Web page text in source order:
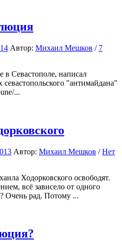
Автор: Михаил Мешков / 7
Севастополе, написал
"антимайдана"
...
Автор: Михаил Мешков /Нет
Ходорковского освободят.
всё зависело от одного
Очень рад. Потому ...